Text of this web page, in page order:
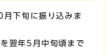
下旬に振り込みま
翌年5月中旬頃まで